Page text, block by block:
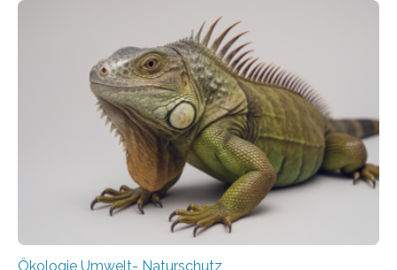
heutigen Donnerstag übergeben sie ihren Bericht zur
Aufbauphase an den Auftraggeber, das
Bundesministerium für Landwirtschaft, Ernährung und
Heimat. Braunschweig/Eberswalde (23. Oktober 2025).
Ein Netz aus 155 Messstationen spannt sich neuerdings
über Deutschlands Moorböden. Eingerichtet wurden sie
in den vergangenen fünf Jahren von
Wissenschaftlerinnen und Wissenschaftlern des
Thünen-Instituts für Agrarklimaschutz…
Ökologie Umwelt- Naturschutz